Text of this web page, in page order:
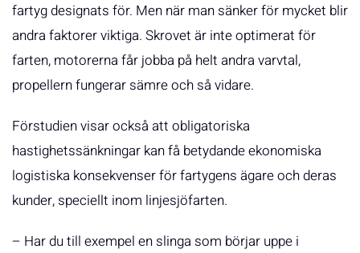
fartyg designats för. Men när man sänker för mycket blir
andra faktorer viktiga. Skrovet är inte optimerat för
farten, motorerna får jobba på helt andra varvtal,
propellern fungerar sämre och så vidare.
Förstudien visar också att obligatoriska
hastighetssänkningar kan få betydande ekonomiska
logistiska konsekvenser för fartygens ägare och deras
kunder, speciellt inom linjesjöfarten.
– Har du till exempel en slinga som börjar uppe i